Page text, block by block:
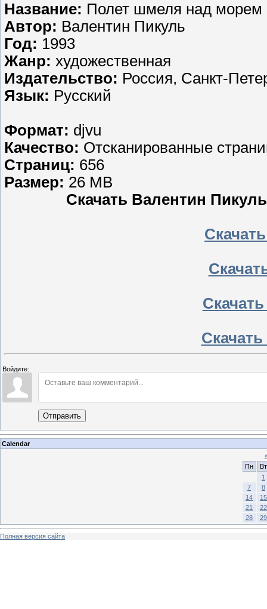
Название: Полет шмеля над морем
Автор: Валентин Пикуль
Год: 1993
Жанр: художественная
Издательство: Россия, Санкт-
Язык: Русский
Формат: djvu
Качество: Отсканированные
Страниц: 656
Размер: 26 MB
Скачать Валентин
Войдите:
Отправить
Calendar
Пн
Вт
1
7
8
14
15
21
22
28
29
Полная версия сайта